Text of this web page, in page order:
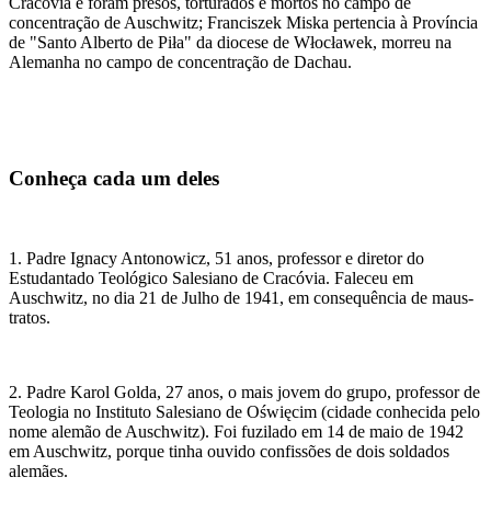
concentração de Auschwitz; Franciszek Miska pertencia à Província
de "Santo Alberto de Piła" da diocese de Włocławek, morreu na
Alemanha no campo de concentração de Dachau.
Conheça cada um deles
1. Padre Ignacy Antonowicz, 51 anos, professor e diretor do
Estudantado Teológico Salesiano de Cracóvia. Faleceu em
Auschwitz, no dia 21 de Julho de 1941, em consequência de maus-
tratos.
2. Padre Karol Golda, 27 anos, o mais jovem do grupo, professor de
Teologia no Instituto Salesiano de Oświęcim (cidade conhecida pelo
nome alemão de Auschwitz). Foi fuzilado em 14 de maio de 1942
em Auschwitz, porque tinha ouvido confissões de dois soldados
alemães.